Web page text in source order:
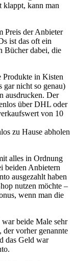
klappt, kann man
Preis der Anbieter
ist das oft ein
Bücher dabei, die
Produkte in Kisten
nicht so genau)
ausdrucken. Der
über DHL oder
von 10
zu Hause abholen
alles in Ordnung
beiden Anbietern
ausgezahlt haben
nutzen möchte –
wenn man die
beide Male sehr
vorher genannte
das Geld war